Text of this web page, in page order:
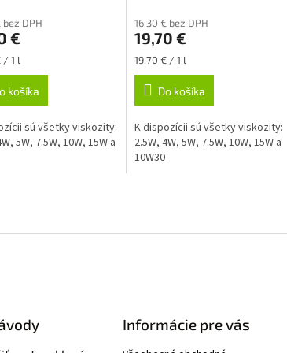
bez DPH
€
/ 1 l
košíka
sú všetky viskozity:
5W, 7.5W, 10W, 15W a
16,30 € bez DPH
19,70 €
Jednotková
cena:
19,70 € / 1 l
Do košíka
K dispozícii sú všetky viskozity:
2.5W, 4W, 5W, 7.5W, 10W, 15W a
10W30
Informácie pre vás